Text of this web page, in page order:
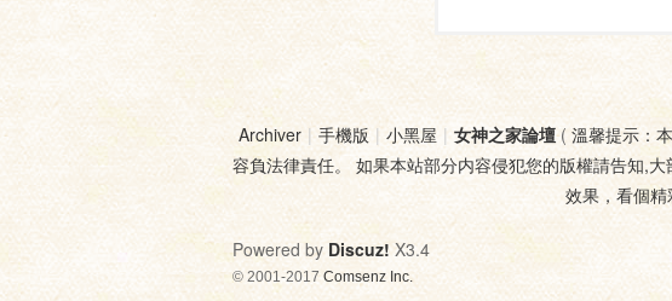
Archiver | 手機版 | 小黑屋 | 女神之家論壇( 溫馨提示：
容負法律責任。 如果本站部分内容侵犯您的版權請告知,
效果，看個
Powered by Discuz! X3.4
© 2001-2017 Comsenz Inc.